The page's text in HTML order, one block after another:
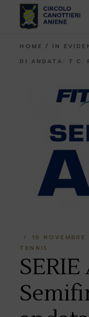
content
HOME IN
DI ANDATA: T.C.
19 NOVEMBRE
TENNIS
SERIE